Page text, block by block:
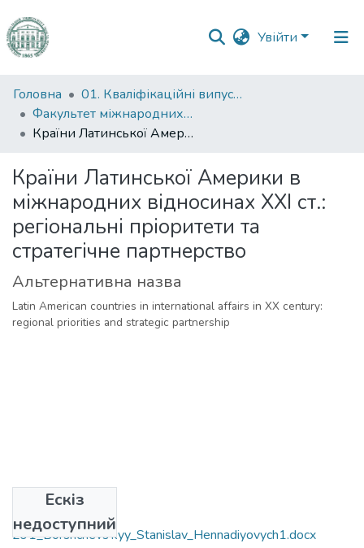
Увійти
Фонди
та
зібрання
Статистика
Головна
01. Кваліфікаційні випускні роботи здобувачів вищої освіти
Факультет міжнародних відносин, політології та соціології
Країни Латинської Америки в міжнародних відносинах ХХІ ст.: регіональні пріоритети та стратегічне партнерство
Країни Латинської Америки в
міжнародних відносинах ХХІ ст.:
регіональні пріоритети та
стратегічне партнерство
Альтернативна назва
Latin American countries in international affairs in XX century:
regional priorities and strategic partnership
Ескіз
недоступний
Файли
291_Borshchevs'kyy_Stanislav_Hennadiyovych1.docx